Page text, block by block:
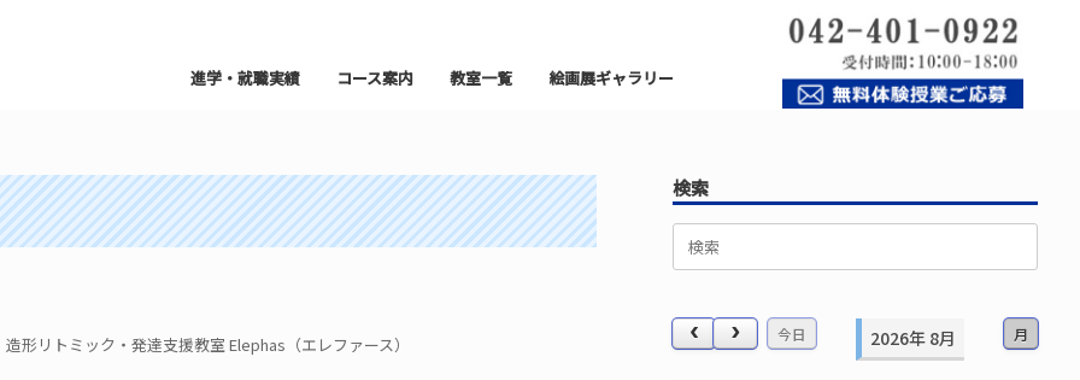
進学・就職実績 コース案内 教室一覧 絵画展ギャラリー
形リトミック・発達支援教室 Elephas（エレファース）
検索
検
今日 月
2026年 8月